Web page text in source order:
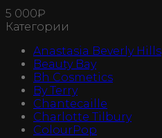
5 000₽
Категории
Anastasia Beverly Hills
Beauty Bay
Bh Cosmetics
By Terry
Chantecaille
Charlotte Tilbury
ColourPop